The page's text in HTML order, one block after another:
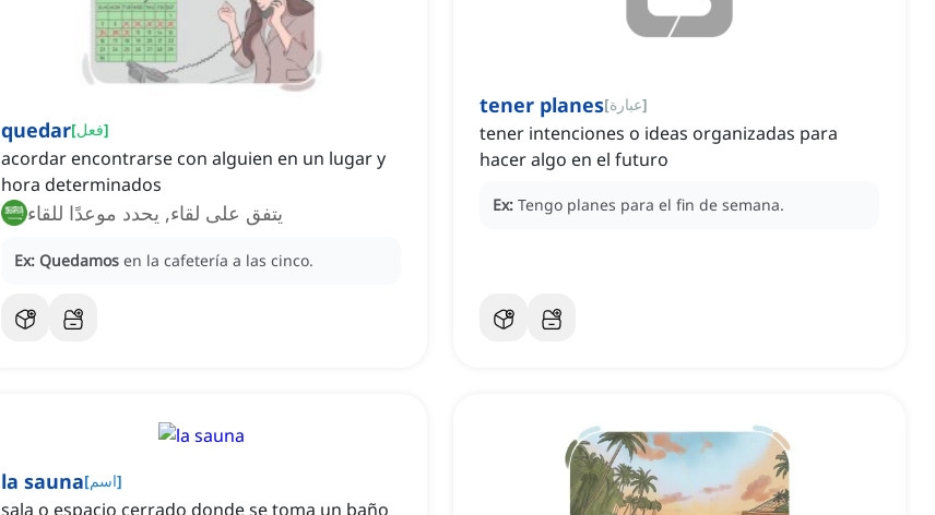
quedar[فعل]
acordar encontrarse con alguien en un lugar y
hora determinados
يتفق على لقاء, يحدد موعدًا للقاء
Ex: Quedamos en la cafetería a las cinco.
tener planes[عبارة]
tener intenciones o ideas organizadas para
hacer algo en el futuro
Ex: Tengo planes para el fin de semana.
la sauna[اسم]
sala o espacio cerrado donde se toma un baño